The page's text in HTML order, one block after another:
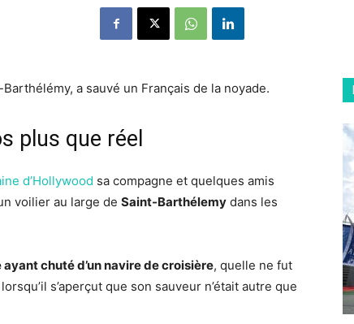
a sauvé un Français de la noyade.
plus que réel
d’Hollywood sa compagne et quelques amis
voilier au large de Saint-Barthélemy dans les
ayant chuté d’un navire de croisière, quelle ne fut
s’aperçut que son sauveur n’était autre que